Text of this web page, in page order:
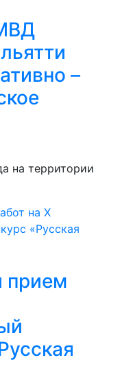
–
на территории
прием